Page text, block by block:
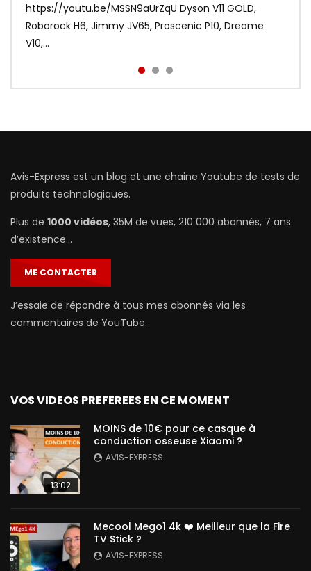
https://youtu.be/MSSN9aUrZqU Dyson V11 GOLD,
Roborock H6, Jimmy JV65, Proscenic P10, Dreame
V10,...
portable testée par Avis-Express. ❤️ Abonnez-vous,
c’est gratuit | http://bit.ly...
Xiaomi frappe fort avec les Redmi Airdots en
sacrifiant au passage le coté tactile. Voir le meilleur
prix : http://bit.ly/Redmi-Aird...
Avis-Express est un blog et une chaine Youtube de tests de
produits technologiques.
Plus de 1000 vidéos, 35M de vues, 210 000 abonnés, 7 ans
d’existence…
ME CONTACTER
J’essaie de répondre à tous mes abonnés via les
commentaires de YouTube.
VOS VIDEOS PREFEREES EN CE MOMENT
13:02
MOINS de 10€ pour ce casque à
conduction osseuse Xiaomi ?
AVIS-EXPRESS
Mecool Mego1 4k ❤️ Meilleur que la Fire
TV Stick ?
AVIS-EXPRESS